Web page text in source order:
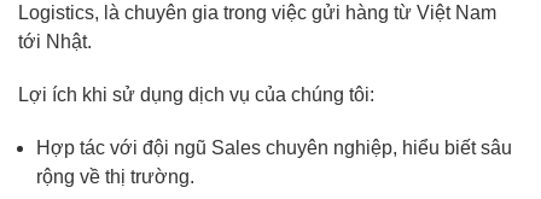
Logistics, là chuyên gia trong việc gửi hàng từ Việt Nam
tới Nhật.
Lợi ích khi sử dụng dịch vụ của chúng tôi:
Hợp tác với đội ngũ Sales chuyên nghiệp, hiểu biết sâu
rộng về thị trường.